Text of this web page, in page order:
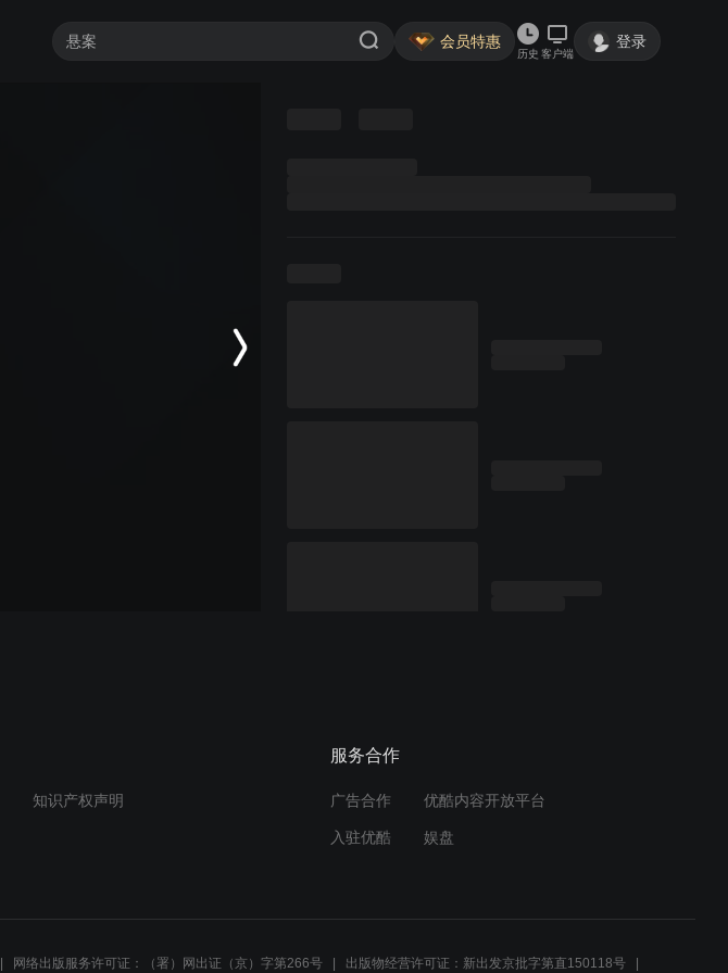
会员特惠
历史 客户端
登录
知识产权声明
服务合作
广告合作 优酷内容开放平台
入驻优酷 娱盘
网络出版服务许可证：（署）网出证（京）字第266号 出版物经营许可证：新出发京批字第直150118号